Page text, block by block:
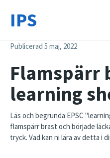
IPS
Publicerad 5 maj, 2022
Flamspärr
learning
Läs och begrunda EPSC
flamspärr brast och började
tryck. Vad kan ni lära av detta i